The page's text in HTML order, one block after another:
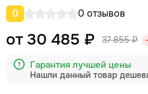
0 0 отзывов
37 855 ₽
от 30 485 ₽
Гарантия лучшей цены
Нашли данный товар